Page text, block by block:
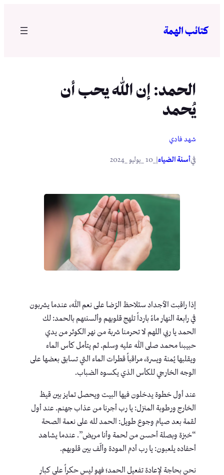
المحتوى
كتائب الهمة
الحمد: إن الله يحب أن
يُحمد
شهد فادي
فيأسنة الضياء
إذا راقبت الأجداد ستلاحظ الرّضا على نعم الله، عندما يشربون
في رابعة النهار ماءً بارداً تلهج قلوبهم وألسنتهم بالحمد: لك
الحمد يا ربي اللهم لا تحرمنا شربة من نهر الكوثر من يدي
حبيبنا محمد صلى الله عليه وسلم. ثم يتأمل كأس الماء
ويقلبها يُمنة ويسرة، مراقباً قطرات الماء التي تسابق بعضها على
الوجه الخارجي للكأس الذي يكسوه الضباب.
عند أول خطوة يدخلون فيها البيت ويحصل تمايز بين قيظ
الخارج ورطوبة المنزل: يا رب أجرنا من عذاب جهنم. عند أول
لقمة بعد صيام وجوع طويل: الحمد لله على نعمة الصحة
“خبزة وبصلة أحسن من لحمة وأنا مريض”. عندما يشاهد
أحفاده يلعبون: يا رب أدم المودة وألّف بين قلوبهم.
نحن بحاجة لإعادة تفعيل الحمد؛ فهو ليس حكراً على كبار